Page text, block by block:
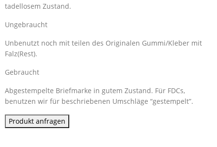
tadellosem Zustand.
Ungebraucht
Unbenutzt noch mit teilen des Originalen Gummi/Kleber mit
Falz(Rest).
Gebraucht
Abgestempelte Briefmarke in gutem Zustand. Für FDCs,
benutzen wir für beschriebenen Umschläge “gestempelt”.
Produkt anfragen